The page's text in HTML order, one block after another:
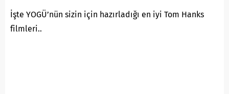
İşte YOGÜ’nün sizin için hazırladığı en iyi Tom Hanks
filmleri..